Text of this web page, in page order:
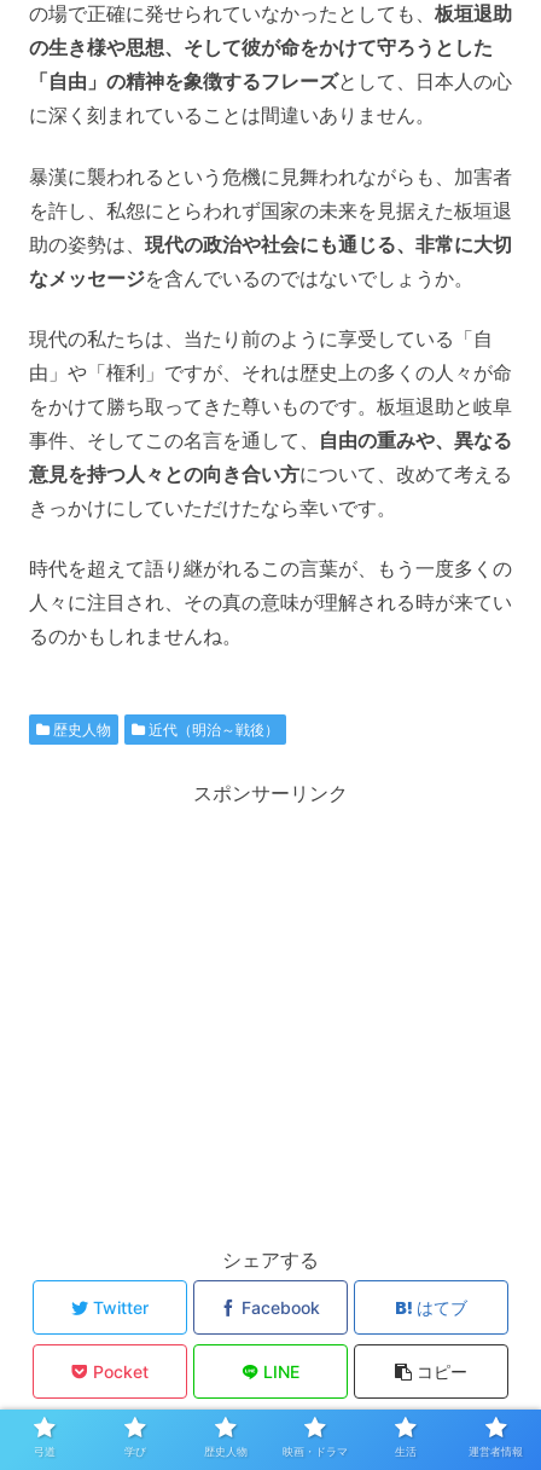
の場で正確に発せられていなかったとしても、 板垣退助
の生き様や思想、そして彼が命をかけて守ろうとした
「自由」の精神を象徴するフレーズとして、日本人の心
に深く刻まれていることは間違いありません。
暴漢に襲われるという危機に見舞われながらも、加害者
を許し、私怨にとらわれず国家の未来を見据えた板垣退
助の姿勢は、 現代の政治や社会にも通じる、非常に大切
なメッセージを含んでいるのではないでしょうか。
現代の私たちは、当たり前のように享受している「自
由」や「権利」ですが、それは歴史上の多くの人々が命
をかけて勝ち取ってきた尊いものです。板垣退助と岐阜
事件、そしてこの名言を通して、 自由の重みや、異なる
意見を持つ人々との向き合い方について、改めて考える
きっかけにしていただけたなら幸いです。
時代を超えて語り継がれるこの言葉が、もう一度多くの
人々に注目され、その真の意味が理解される時が来てい
るのかもしれませんね。
歴史人物 近代（明治～戦後）
スポンサーリンク
シェアする
Twitter Facebook はてブ
Pocket LINE コピー
tensuisen
弓道 学び 歴史人物 映画・ドラマ 生活 運営者情報